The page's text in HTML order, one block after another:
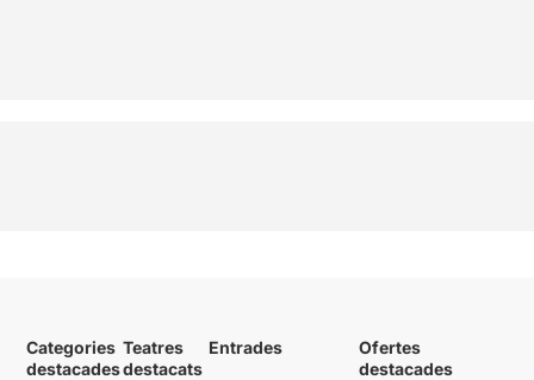
Categories
destacades
Teatres
destacats
Entrades
Ofertes
destacades